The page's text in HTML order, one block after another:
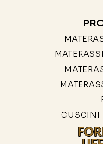
CUSCINI